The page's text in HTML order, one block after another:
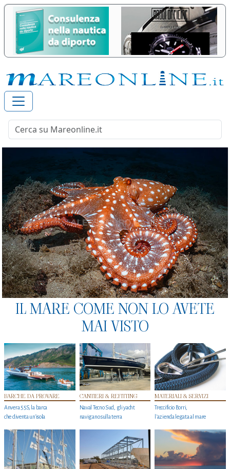
IL MARE COME NON LO AVETE
MAI VISTO
BARCHE DA PROVARE
Anvera 55S, la barca
che diventa un'isola
CANTIERI & REFITTING
Naval Tecno Sud, gli yacht
navigano sulla terra
MATERIALI & SERVIZI
Treccificio Borri,
l'azienda legata al mare